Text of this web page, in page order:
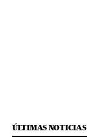
ÚLTIMAS NOTICIAS